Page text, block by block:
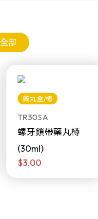
全部
藥丸盒/樽
TR30SA
螺牙鎖帶藥丸樽
(30ml)
$3.00